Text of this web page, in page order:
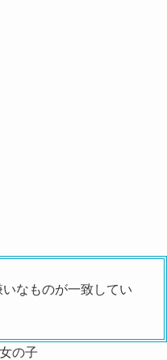
なものが一致してい
の子